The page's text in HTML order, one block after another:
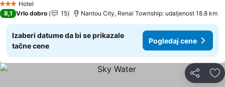
3 Zvezdice
Hotel
8,1 Vrlo dobro 15 Nantou City, Renai Township: udaljenost 18.8 km
Izaberi datume da bi se prikazale
tačne cene
Pogledaj cene
Deli